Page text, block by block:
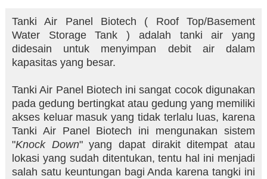
Tanki Air Panel Biotech ( Roof Top/Basement
Water Storage Tank ) adalah tanki air yang
didesain untuk menyimpan debit air dalam
kapasitas yang besar.
Tanki Air Panel Biotech ini sangat cocok digunakan
pada gedung bertingkat atau gedung yang memiliki
akses keluar masuk yang tidak terlalu luas, karena
Tanki Air Panel Biotech ini mengunakan sistem
"Knock Down" yang dapat dirakit ditempat atau
lokasi yang sudah ditentukan, tentu hal ini menjadi
salah satu keuntungan bagi Anda karena tangki ini